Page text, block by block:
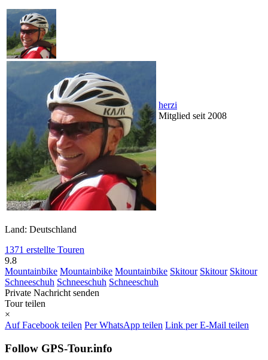
herzi
Mitglied seit 2008
Land: Deutschland
1371 erstellte Touren
9.8
Mountainbike Mountainbike Mountainbike Skitour Skitour Skitour
Schneeschuh Schneeschuh Schneeschuh
Private Nachricht senden
Tour teilen
×
Auf Facebook teilen Per WhatsApp teilen Link per E-Mail teilen
Follow GPS-Tour.info